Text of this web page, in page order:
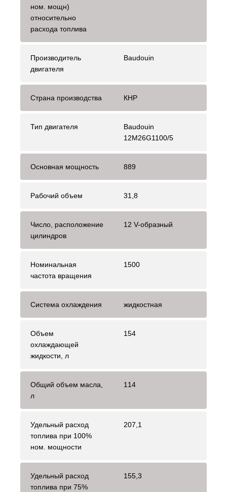
ном. мощн)
относительно
расхода топлива
Производитель
двигателя
Baudouin
Страна производства КНР
Тип двигателя
Baudouin
12M26G1100/5
Основная мощность 889
Рабочий объем 31,8
Число, расположение
цилиндров
12 V-образный
Номинальная
частота вращения
1500
Система охлаждения жидкостная
Объем
охлаждающей
жидкости, л
154
Общий объем масла,
л
114
Удельный расход
топлива при 100%
ном. мощности
207,1
Удельный расход
топлива при 75%
155,3